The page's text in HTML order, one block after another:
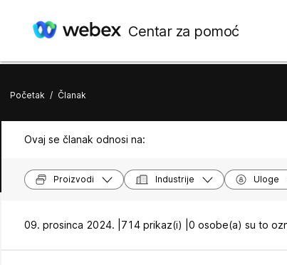
Centar za pomoć
Početak / Članak
Ovaj se članak odnosi na:
Proizvodi Industrije Uloge
09. prosinca 2024. | 714 prikaz(i) | 0 osobe(a) su to